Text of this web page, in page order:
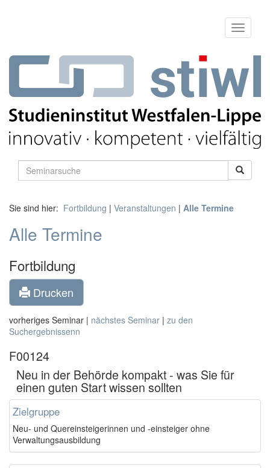
Sie sind hier: Fortbildung | Veranstaltungen | Alle Termine
Alle Termine
Fortbildung
Drucken
vorheriges Seminar | nächstes Seminar | zu den
Suchergebnissenn
F00124
Neu in der Behörde kompakt - was Sie für
einen guten Start wissen sollten
Zielgruppe
Neu- und Quereinsteigerinnen und -einsteiger ohne
Verwaltungsausbildung